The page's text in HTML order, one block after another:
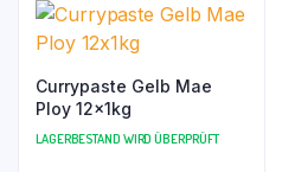
Currypaste Gelb Mae
Ploy 12x1kg
LAGERBESTAND WIRD ÜBERPRÜFT